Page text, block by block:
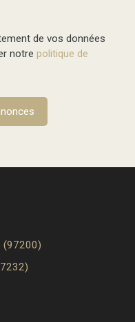
de vos données
notre politique de
(97200)